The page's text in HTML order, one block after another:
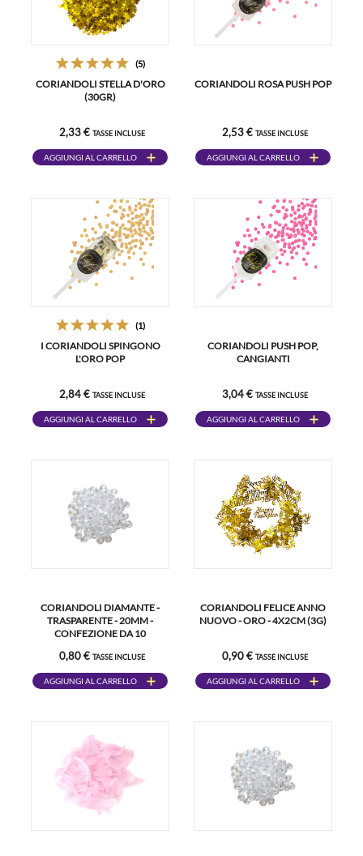
(5)
CORIANDOLI STELLA D'ORO
(30GR)
2,33 € TASSE INCLUSE
AGGIUNGI AL CARRELLO
CORIANDOLI ROSA PUSH POP
2,53 € TASSE INCLUSE
AGGIUNGI AL CARRELLO
(1)
I CORIANDOLI SPINGONO
L'ORO POP
2,84 € TASSE INCLUSE
AGGIUNGI AL CARRELLO
CORIANDOLI PUSH POP,
CANGIANTI
3,04 € TASSE INCLUSE
AGGIUNGI AL CARRELLO
CORIANDOLI DIAMANTE -
TRASPARENTE - 20MM -
CONFEZIONE DA 10
0,80 € TASSE INCLUSE
AGGIUNGI AL CARRELLO
CORIANDOLI FELICE ANNO
NUOVO - ORO - 4X2CM (3G)
0,90 € TASSE INCLUSE
AGGIUNGI AL CARRELLO